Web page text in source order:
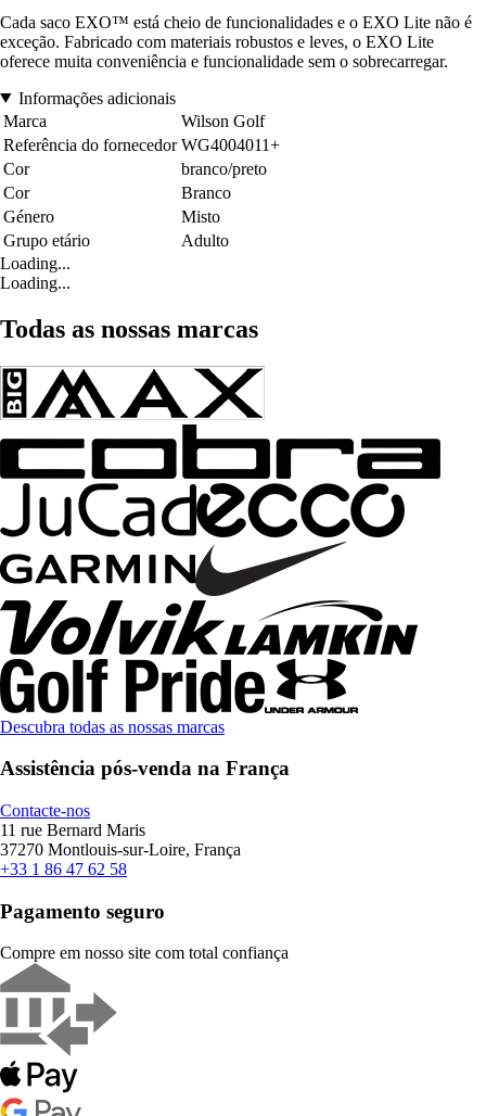
Cada saco EXO™ está cheio de funcionalidades e o EXO Lite não é
exceção. Fabricado com materiais robustos e leves, o EXO Lite
oferece muita conveniência e funcionalidade sem o sobrecarregar.
Informações adicionais
Marca
Wilson Golf
Referência do fornecedor WG4004011+
Cor
branco/preto
Cor
Branco
Género
Misto
Grupo etário
Adulto
Loading...
Loading...
Todas as nossas marcas
Descubra todas as nossas marcas
Assistência pós-venda na França
Contacte-nos
11 rue Bernard Maris
37270 Montlouis-sur-Loire, França
+33 1 86 47 62 58
Pagamento seguro
Compre em nosso site com total confiança